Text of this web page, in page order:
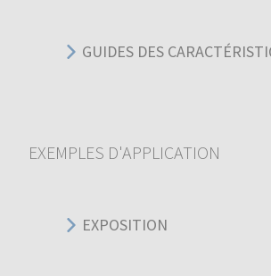
GUIDES DES
EXEMPLES D'APPLICATION
EXPOSITION